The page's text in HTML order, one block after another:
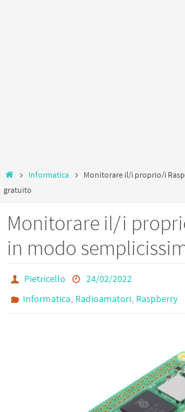
HomeInformatica
Monitorare il/i proprio/i
gratuito
Monitorare il/i
in modo
Pietricello
24/02/2022
Informatica, Radioamatori, Raspberry